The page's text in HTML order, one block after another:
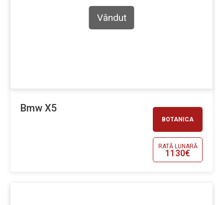
BOTANICA
RATĂ LUNARĂ
1130€
Vândut
Bmw X5